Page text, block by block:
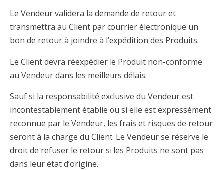
Le Vendeur validera la demande de retour et
transmettra au Client par courrier électronique un
bon de retour à joindre à l’expédition des Produits.
Le Client devra réexpédier le Produit non-conforme
au Vendeur dans les meilleurs délais.
Sauf si la responsabilité exclusive du Vendeur est
incontestablement établie ou si elle est expressément
reconnue par le Vendeur, les frais et risques de retour
seront à la charge du Client. Le Vendeur se réserve le
droit de refuser le retour si les Produits ne sont pas
dans leur état d’origine.